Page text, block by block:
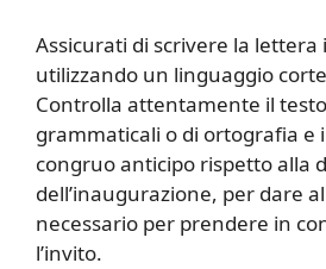
Assicurati di scrivere la
utilizzando un linguaggio
Controlla attentamente il
grammaticali o di ortografia e
congruo anticipo rispetto alla
dell’inaugurazione, per dare
necessario per prendere in
l’invito.